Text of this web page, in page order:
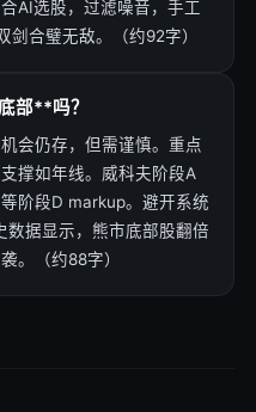
AI选股，过滤噪音，手工
合璧无敌。（约92字）
部**吗？
会仍存，但需谨慎。重点
撑如年线。威科夫阶段A
阶段D markup。避开系统
数据显示，熊市底部股翻倍
。（约88字）